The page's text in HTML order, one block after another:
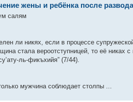
жены и ребёнка после развода
салям
ли никях, если в процессе
стала вероотступницей, то её никах
ль-фикъхийя” (7/44).
мужчина соблюдает столпы ...